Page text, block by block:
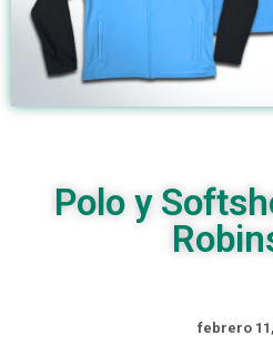
Polo y
febrero